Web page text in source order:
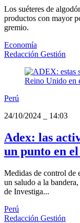
Los suéteres de
productos con mayor
gremio.
Economía
Redacción Gestión
Perú
24/10/2024
14:03
Adex: las
un punto en
Medidas de control de
un saludo a la
de Investiga...
Perú
Redacción Gestión